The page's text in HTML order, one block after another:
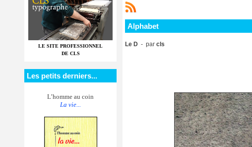
LE SITE PROFESSIONNEL
DE CLS
Les petits derniers...
L’homme au coin
La vie...
Alphabet
Le D - par cls